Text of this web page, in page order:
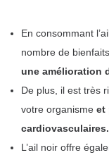
En consommant
nombre de bienfaits,
une amélioration
De plus, il est très
votre organisme et
cardiovasculaires.
L’ail noir offre